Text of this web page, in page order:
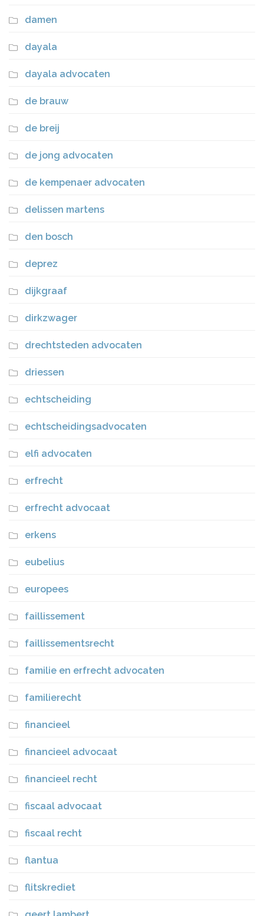
damen
dayala
dayala advocaten
de brauw
de breij
de jong advocaten
de kempenaer advocaten
delissen martens
den bosch
deprez
dijkgraaf
dirkzwager
drechtsteden advocaten
driessen
echtscheiding
echtscheidingsadvocaten
elfi advocaten
erfrecht
erfrecht advocaat
erkens
eubelius
europees
faillissement
faillissementsrecht
familie en erfrecht advocaten
familierecht
financieel
financieel advocaat
financieel recht
fiscaal advocaat
fiscaal recht
flantua
flitskrediet